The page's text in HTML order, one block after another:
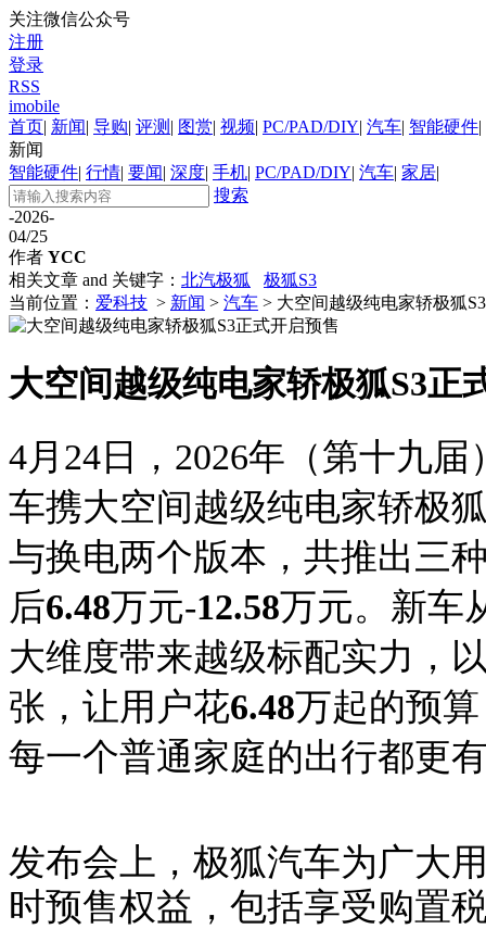
关注微信公众号
注册
登录
RSS
imobile
首页| 新闻| 导购| 评测 | 图赏| 视频| PC/PAD/DIY| 汽车| 智能硬件|
新闻
智能硬件| 行情| 要闻| 深度| 手机| PC/PAD/DIY| 汽车| 家居|
搜索
-2026-
04/25
作者 YCC
相关文章 and 关键字： 北汽极狐
极狐S3
当前位置： 爱科技 > 新闻 > 汽车 > 大空间越级纯电家轿极狐
大空间越级纯电家轿极狐S3正
4月24日，2026年（第十九
车携大空间越级纯电家轿极
与换电两个版本，共推出三
后6.48万元-12.58万元。新车
大维度带来越级标配实力，
张，让用户花6.48万起的预
每一个普通家庭的出行都更
发布会上， 极狐汽车为广大
时预售权益，包括享受购置